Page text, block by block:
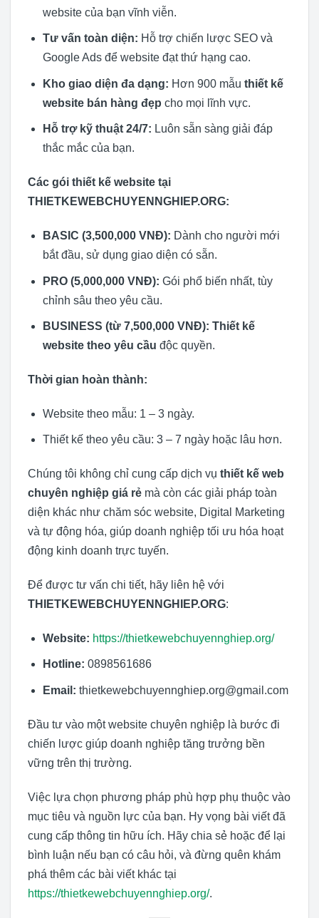
website của bạn vĩnh viễn.
Tư vấn toàn diện: Hỗ trợ chiến lược SEO và
Google Ads để website đạt thứ hạng cao.
Kho giao diện đa dạng: Hơn 900 mẫu thiết kế
website bán hàng đẹp cho mọi lĩnh vực.
Hỗ trợ kỹ thuật 24/7: Luôn sẵn sàng giải đáp
thắc mắc của bạn.
Các gói thiết kế website tại
THIETKEWEBCHUYENNGHIEP.ORG:
BASIC (3,500,000 VNĐ): Dành cho người mới
bắt đầu, sử dụng giao diện có sẵn.
PRO (5,000,000 VNĐ): Gói phổ biến nhất, tùy
chỉnh sâu theo yêu cầu.
BUSINESS (từ 7,500,000 VNĐ): Thiết kế
website theo yêu cầu độc quyền.
Thời gian hoàn thành:
Website theo mẫu: 1 – 3 ngày.
Thiết kế theo yêu cầu: 3 – 7 ngày hoặc lâu hơn.
Chúng tôi không chỉ cung cấp dịch vụ thiết kế web
chuyên nghiệp giá rẻ mà còn các giải pháp toàn
diện khác như chăm sóc website, Digital Marketing
và tự động hóa, giúp doanh nghiệp tối ưu hóa hoạt
động kinh doanh trực tuyến.
Để được tư vấn chi tiết, hãy liên hệ với
THIETKEWEBCHUYENNGHIEP.ORG:
Website: https://thietkewebchuyennghiep.org/
Hotline: 0898561686
Email: thietkewebchuyennghiep.org@gmail.com
Đầu tư vào một website chuyên nghiệp là bước đi
chiến lược giúp doanh nghiệp tăng trưởng bền
vững trên thị trường.
Việc lựa chọn phương pháp phù hợp phụ thuộc vào
mục tiêu và nguồn lực của bạn. Hy vọng bài viết đã
cung cấp thông tin hữu ích. Hãy chia sẻ hoặc để lại
bình luận nếu bạn có câu hỏi, và đừng quên khám
phá thêm các bài viết khác tại
https://thietkewebchuyennghiep.org/.